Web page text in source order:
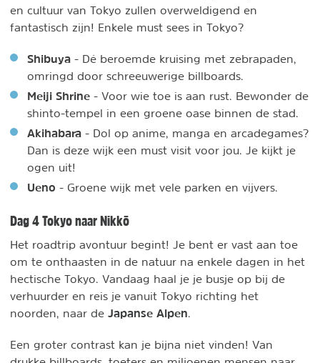
en cultuur van Tokyo zullen overweldigend en
fantastisch zijn! Enkele must sees in Tokyo?
Shibuya - Dé beroemde kruising met zebrapaden,
omringd door schreeuwerige billboards.
Meiji Shrine - Voor wie toe is aan rust. Bewonder de
shinto-tempel in een groene oase binnen de stad.
Akihabara - Dol op anime, manga en arcadegames?
Dan is deze wijk een must visit voor jou. Je kijkt je
ogen uit!
Ueno - Groene wijk met vele parken en vijvers.
Dag 4 Tokyo naar Nikkō
Het roadtrip avontuur begint! Je bent er vast aan toe
om te onthaasten in de natuur na enkele dagen in het
hectische Tokyo. Vandaag haal je je busje op bij de
verhuurder en reis je vanuit Tokyo richting het
noorden, naar de Japanse Alpen.
Een groter contrast kan je bijna niet vinden! Van